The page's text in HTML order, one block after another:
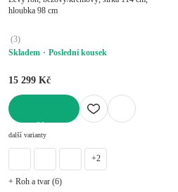
hloubka 98 cm
(3)
Skladem
Poslední kousek
15 299 Kč
další varianty
+2
+ Roh a tvar (6)